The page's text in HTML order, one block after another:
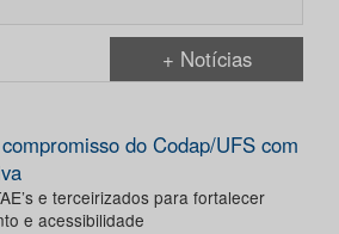
+ Notícias
do Codap/UFS com
e terceirizados para fortalecer
e acessibilidade